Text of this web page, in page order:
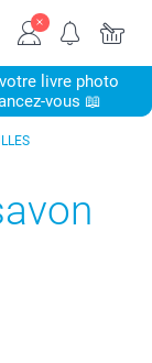
livre photo
vous 📖